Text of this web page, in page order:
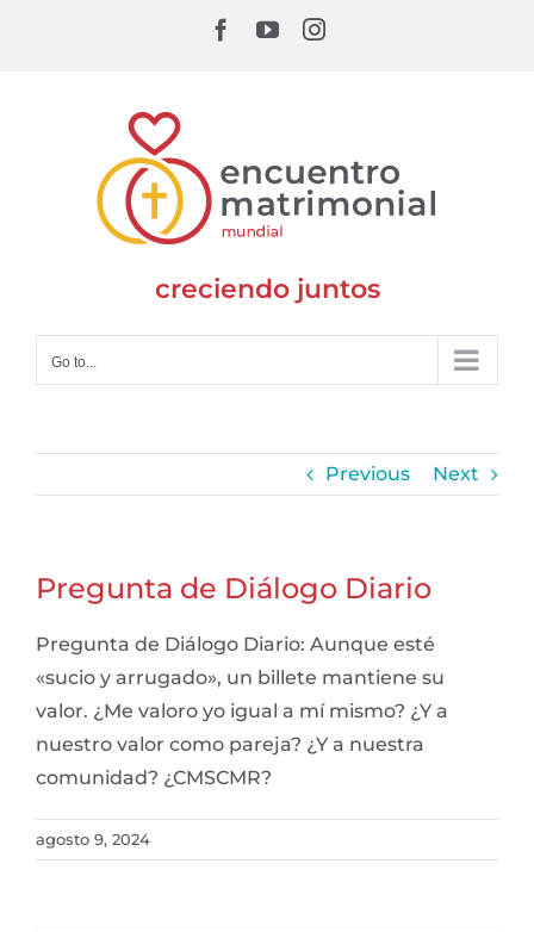
Facebook
YouTubeInstagram
creciendo juntos
Go to...
Previous Next
Pregunta de Diálogo Diario
Pregunta de Diálogo Diario: Aunque esté
«sucio y arrugado», un billete mantiene su
valor. ¿Me valoro yo igual a mí mismo? ¿Y a
nuestro valor como pareja? ¿Y a nuestra
comunidad? ¿CMSCMR?
agosto 9, 2024